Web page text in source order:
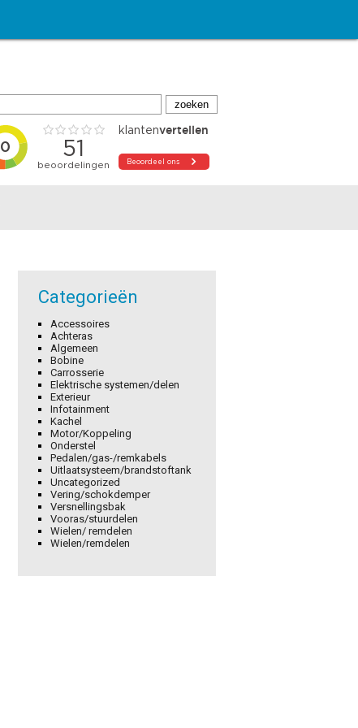
Categorieën
Accessoires
Achteras
Algemeen
Bobine
Carrosserie
Elektrische systemen/delen
Exterieur
Infotainment
Kachel
Motor/Koppeling
Onderstel
Pedalen/gas-/remkabels
Uitlaatsysteem/brandstoftank
Uncategorized
Vering/schokdemper
Versnellingsbak
Vooras/stuurdelen
Wielen/ remdelen
Wielen/remdelen